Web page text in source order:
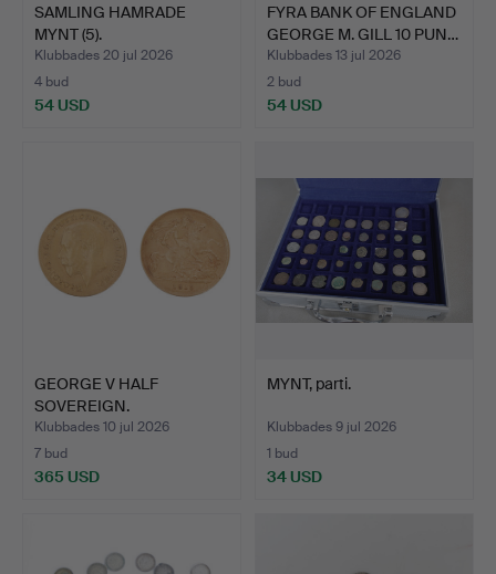
SAMLING HAMRADE
MYNT (5).
Klubbades 20 jul 2026
4 bud
54 USD
FYRA BANK OF ENGLAND
GEORGE M. GILL 10 PUN…
Klubbades 13 jul 2026
2 bud
54 USD
GEORGE V HALF
SOVEREIGN.
Klubbades 10 jul 2026
7 bud
365 USD
MYNT, parti.
Klubbades 9 jul 2026
1 bud
34 USD